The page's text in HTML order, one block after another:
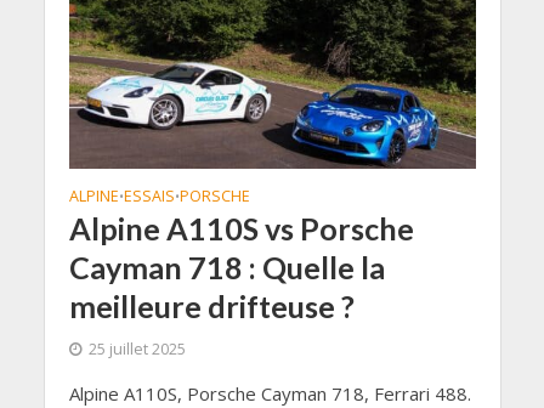
ALPINE•ESSAIS•PORSCHE
Alpine A110S vs Porsche
Cayman 718 : Quelle la
meilleure drifteuse ?
25 juillet 2025
Alpine A110S, Porsche Cayman 718, Ferrari 488.